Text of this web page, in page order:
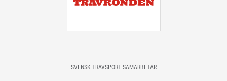
SVENSK TRAVSPORT SAMARBETAR